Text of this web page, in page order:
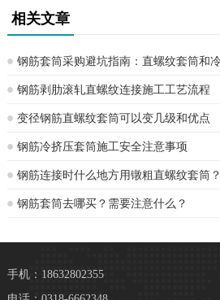
相关文章
钢筋剥肋滚轧直螺纹连接施工工艺流程
变径钢筋直螺纹套筒可以变几级和优点
钢筋冷挤压套筒施工安全注意事项
钢筋连接时什么地方用镦粗直螺纹套筒？
钢筋套筒去哪买？需要注意什么？
手机：18632802355